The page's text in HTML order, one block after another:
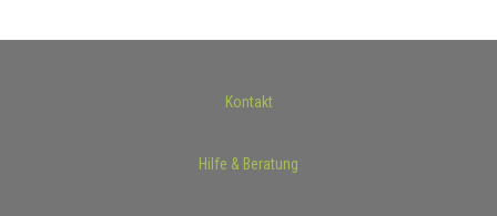
Kontakt
Hilfe & Beratung